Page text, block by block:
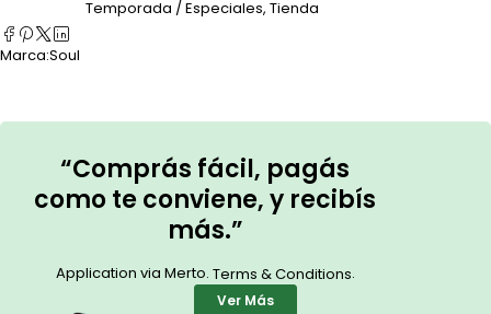
Temporada / Especiales, Tienda
Marca:Soul
“Comprás fácil, pagás
como te conviene, y recibís
más.”
Application via Merto. Terms & Conditions.
Ver Más